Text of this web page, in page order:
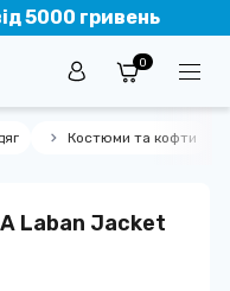
5000 гривень
0
Костюми та кофти
Laban Jacket